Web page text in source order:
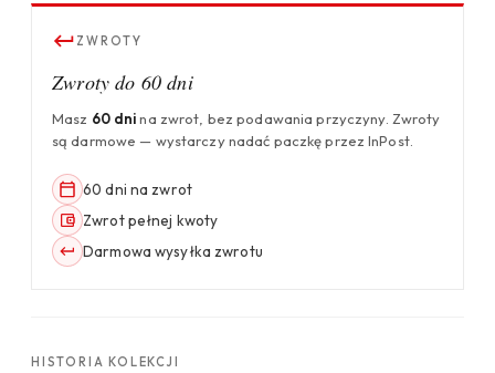
ZWROTY
Zwroty do 60 dni
Masz 60 dnina zwrot, bez podawania przyczyny. Zwroty
są darmowe — wystarczy nadać paczkę przez InPost.
60 dni na zwrot
Zwrot pełnej kwoty
Darmowa wysyłka zwrotu
HISTORIA KOLEKCJI